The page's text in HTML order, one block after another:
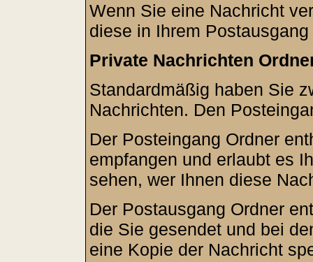
Wenn Sie eine Nachricht
diese in Ihrem
Private Nachrichten
Standardmäßig haben Sie
Nachrichten. Den
Der Posteingang Ordner
empfangen und erlaubt es
sehen, wer Ihnen diese
Der Postausgang Ordner
die Sie gesendet und bei
eine Kopie der Nachricht